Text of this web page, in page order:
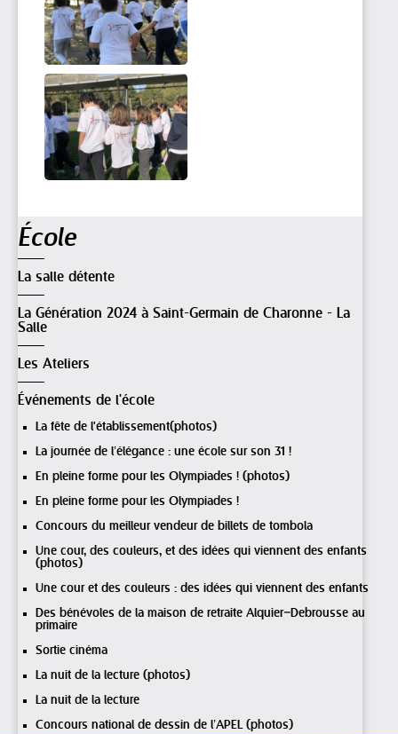
Navigation
École
La salle détente
La Génération 2024 à Saint-Germain de Charonne - La
Salle
Les Ateliers
Événements de l'école
La fête de l'établissement(photos)
La journée de l’élégance : une école sur son 31 !
En pleine forme pour les Olympiades ! (photos)
En pleine forme pour les Olympiades !
Concours du meilleur vendeur de billets de tombola
Une cour, des couleurs, et des idées qui viennent des enfants
(photos)
Une cour et des couleurs : des idées qui viennent des enfants
Des bénévoles de la maison de retraite Alquier–Debrousse au
primaire
Sortie cinéma
La nuit de la lecture (photos)
La nuit de la lecture
Concours national de dessin de l’APEL (photos)